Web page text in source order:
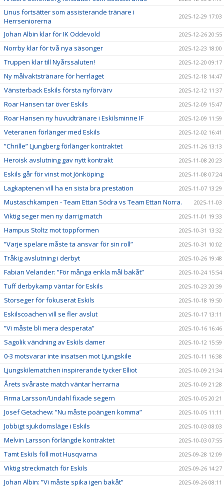
Linus fortsätter som assisterande tränare i
Herrseniorerna
2025-12-29 17:03
Johan Albin klar för IK Oddevold 2025-12-26 20:55
Norrby klar för två nya säsonger 2025-12-23 18:00
Truppen klar till Nyårssaluten! 2025-12-20 09:17
Ny målvaktstränare för herrlaget 2025-12-18 14:47
Vänsterback Eskils första nyförvärv 2025-12-12 11:37
Roar Hansen tar över Eskils 2025-12-09 15:47
Roar Hansen ny huvudtränare i Eskilsminne IF 2025-12-09 11:59
Veteranen förlänger med Eskils 2025-12-02 16:41
”Chrille” Ljungberg förlänger kontraktet 2025-11-26 13:13
Heroisk avslutning gav nytt kontrakt 2025-11-08 20:23
Eskils går för vinst mot Jönköping 2025-11-08 07:24
Lagkaptenen vill ha en sista bra prestation 2025-11-07 13:29
Mustaschkampen - Team Ettan Södra vs Team Ettan Norra. 2025-11-03
Viktig seger men ny darrig match 2025-11-01 19:33
Hampus Stoltz mot toppformen 2025-10-31 13:32
”Varje spelare måste ta ansvar för sin roll” 2025-10-31 10:02
Tråkig avslutning i derbyt 2025-10-26 19:48
Fabian Velander: ”För många enkla mål bakåt” 2025-10-24 15:54
Tuff derbykamp väntar för Eskils 2025-10-23 20:39
Storseger för fokuserat Eskils 2025-10-18 19:50
Eskilscoachen vill se fler avslut 2025-10-17 13:11
”Vi måste bli mera desperata” 2025-10-16 16:46
Sagolik vändning av Eskils damer 2025-10-12 15:59
0-3 motsvarar inte insatsen mot Ljungskile 2025-10-11 16:38
Ljungskilematchen inspirerande tycker Elliot 2025-10-09 21:34
Årets svåraste match väntar herrarna 2025-10-09 21:28
Firma Larsson/Lindahl fixade segern 2025-10-05 20:21
Josef Getachew: ”Nu måste poängen komma” 2025-10-05 11:11
Jobbigt sjukdomsläge i Eskils 2025-10-03 08:03
Melvin Larsson förlängde kontraktet 2025-10-03 07:55
Tamt Eskils föll mot Husqvarna 2025-09-28 12:09
Viktig streckmatch för Eskils 2025-09-26 14:27
Johan Albin: ”Vi måste spika igen bakåt” 2025-09-26 08:11